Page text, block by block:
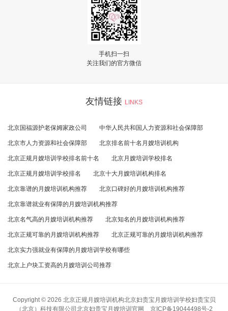
手机扫一扫
关注我们的官方微信
友情链接 LINKS
北京国福源护老保姆家政公司 中华人民共和国人力资源和社会保障部
北京市人力资源和社会保障部 北京排名前十名月嫂培训机构
北京正规月嫂培训学校排名前十名 北京月嫂培训学校排名
北京正规月嫂培训学校排名 北京十大月嫂培训机构排名
北京靠谱的月嫂培训机构推荐 北京口碑好的月嫂培训机构推荐
北京靠谱就业有保障的月嫂培训机构推荐
北京名气高的月嫂培训机构推荐 北京知名的月嫂培训机构推荐
北京正规可靠的月嫂培训机构推荐 北京正规可靠的月嫂培训机构推荐
北京实力强就业有保障的月嫂培训学校有哪些
北京上户块工资高的月嫂培训公司推荐
Copyright © 2026 北京正规月嫂培训机构北京妇贵宝月嫂培训学校妇贵宝贝
（北京）科技有限公司北京妇贵宝月嫂培训官网 京ICP备19044498号-2